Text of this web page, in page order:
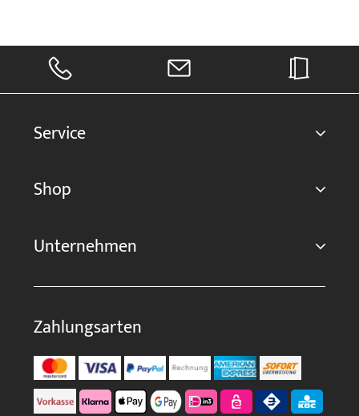
Service
Shop
Unternehmen
Zahlungsarten